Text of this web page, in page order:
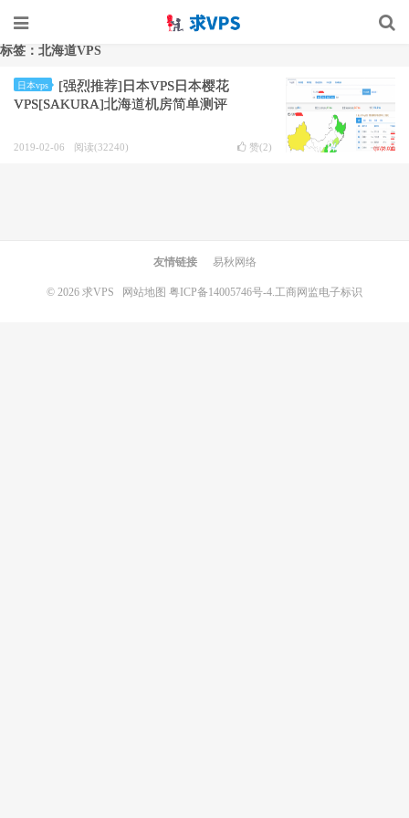
标签：北海道VPS
日本vps
[强烈推荐]日本VPS日本樱花
VPS[SAKURA]北海道机房简单测评
2019-02-06 阅读(32240) 赞(2)
友情链接 易秋网络
© 2026 求VPS 网站地图 粤ICP备14005746号-4.工商网监电子标识